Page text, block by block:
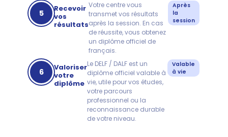
5
Recevoir
vos
résultats
Votre centre vous
transmet vos résultats
après la session. En cas
de réussite, vous obtenez
un diplôme officiel de
français.
Après
la
session
6
Valoriser
votre
diplôme
Le DELF / DALF est un
diplôme officiel valable à
vie, utile pour vos études,
votre parcours
professionnel ou la
reconnaissance durable
de votre niveau.
Valable
à vie